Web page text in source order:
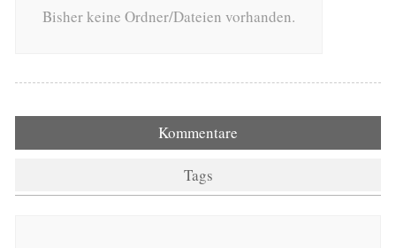
Bisher keine Ordner/Dateien vorhanden.
Kommentare
Tags